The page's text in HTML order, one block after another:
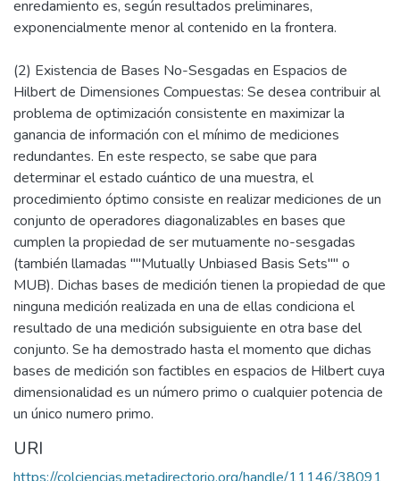
enredamiento es, según resultados preliminares,
exponencialmente menor al contenido en la frontera.
(2) Existencia de Bases No-Sesgadas en Espacios de
Hilbert de Dimensiones Compuestas: Se desea contribuir al
problema de optimización consistente en maximizar la
ganancia de información con el mínimo de mediciones
redundantes. En este respecto, se sabe que para
determinar el estado cuántico de una muestra, el
procedimiento óptimo consiste en realizar mediciones de un
conjunto de operadores diagonalizables en bases que
cumplen la propiedad de ser mutuamente no-sesgadas
(también llamadas ""Mutually Unbiased Basis Sets"" o
MUB). Dichas bases de medición tienen la propiedad de que
ninguna medición realizada en una de ellas condiciona el
resultado de una medición subsiguiente en otra base del
conjunto. Se ha demostrado hasta el momento que dichas
bases de medición son factibles en espacios de Hilbert cuya
dimensionalidad es un número primo o cualquier potencia de
un único numero primo.
URI